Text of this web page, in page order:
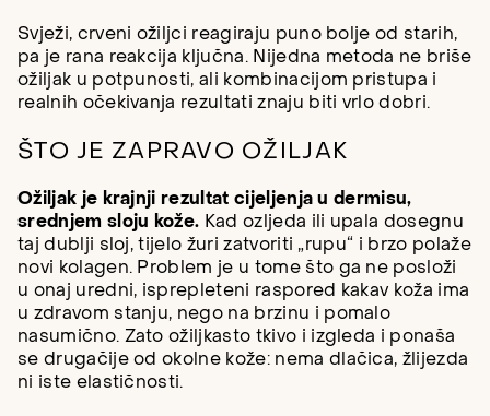
Svježi, crveni ožiljci reagiraju puno bolje od starih,
pa je rana reakcija ključna. Nijedna metoda ne briše
ožiljak u potpunosti, ali kombinacijom pristupa i
realnih očekivanja rezultati znaju biti vrlo dobri.
ŠTO JE ZAPRAVO OŽILJAK
Ožiljak je krajnji rezultat cijeljenja u dermisu,
srednjem sloju kože. Kad ozljeda ili upala dosegnu
taj dublji sloj, tijelo žuri zatvoriti „rupu“ i brzo polaže
novi kolagen. Problem je u tome što ga ne posloži
u onaj uredni, isprepleteni raspored kakav koža ima
u zdravom stanju, nego na brzinu i pomalo
nasumično. Zato ožiljkasto tkivo i izgleda i ponaša
se drugačije od okolne kože: nema dlačica, žlijezda
ni iste elastičnosti.